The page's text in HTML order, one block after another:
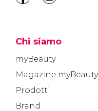
Chi siamo
myBeauty
Magazine myBeauty
Prodotti
Brand